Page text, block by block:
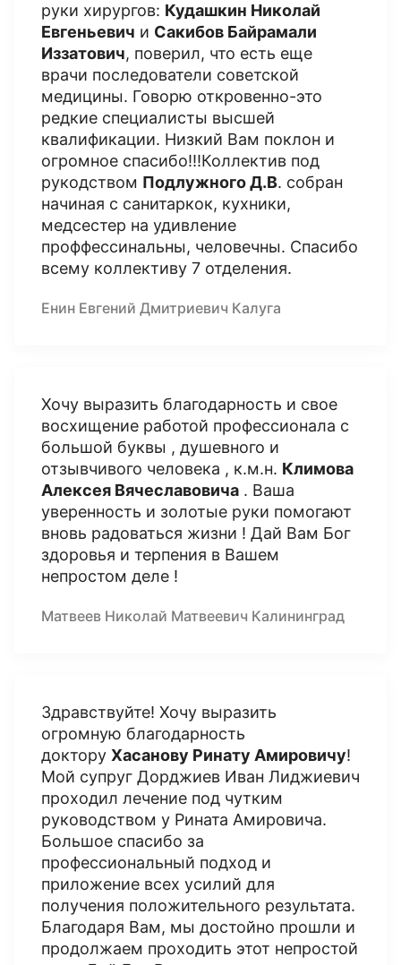
руки хирургов: Кудашкин Николай
Евгеньевич и Сакибов Байрамали
Иззатович, поверил, что есть еще
врачи последователи советской
медицины. Говорю откровенно-это
редкие специалисты высшей
квалификации. Низкий Вам поклон и
огромное спасибо!!!Коллектив под
рукодством Подлужного Д.В. собран
начиная с санитаркок, кухники,
медсестер на удивление
проффессинальны, человечны. Спасибо
всему коллективу 7 отделения.
Енин Евгений Дмитриевич Калуга
Хочу выразить благодарность и свое
восхищение работой профессионала с
большой буквы , душевного и
отзывчивого человека , к.м.н. Климова
Алексея Вячеславовича . Ваша
уверенность и золотые руки помогают
вновь радоваться жизни ! Дай Вам Бог
здоровья и терпения в Вашем
непростом деле !
Матвеев Николай Матвеевич Калининград
Здравствуйте! Хочу выразить
огромную благодарность
доктору Хасанову Ринату Амировичу!
Мой супруг Дорджиев Иван Лиджиевич
проходил лечение под чутким
руководством у Рината Амировича.
Большое спасибо за
профессиональный подход и
приложение всех усилий для
получения положительного результата.
Благодаря Вам, мы достойно прошли и
продолжаем проходить этот непростой